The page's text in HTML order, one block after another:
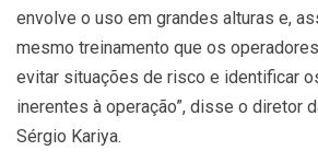
envolve o uso em grandes alturas e,
mesmo treinamento que os
evitar situações de risco e identificar
inerentes à operação”, disse o diretor
Sérgio Kariya.